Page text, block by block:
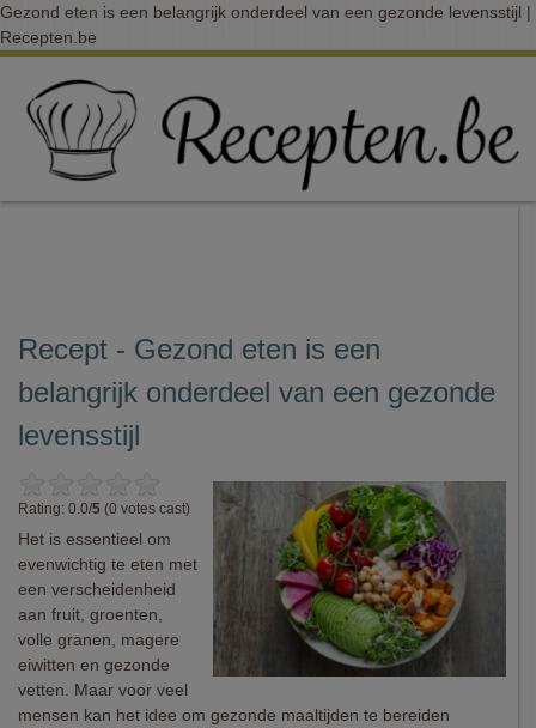
Gezond eten is een belangrijk onderdeel van een gezonde levensstijl |
Recepten.be
Recept - Gezond eten is een
belangrijk onderdeel van een gezonde
levensstijl
Rating: 0.0/5 (0 votes cast)
Het is essentieel om
evenwichtig te eten met
een verscheidenheid
aan fruit, groenten,
volle granen, magere
eiwitten en gezonde
vetten. Maar voor veel
mensen kan het idee om gezonde maaltijden te bereiden